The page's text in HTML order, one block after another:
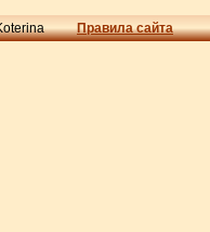
Правила сайта